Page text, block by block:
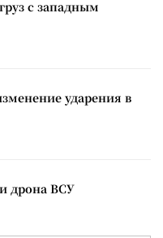
с западным
ударения в
дрона ВСУ